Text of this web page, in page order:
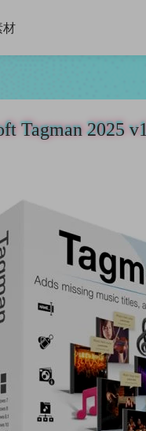
材
Tagman 2025